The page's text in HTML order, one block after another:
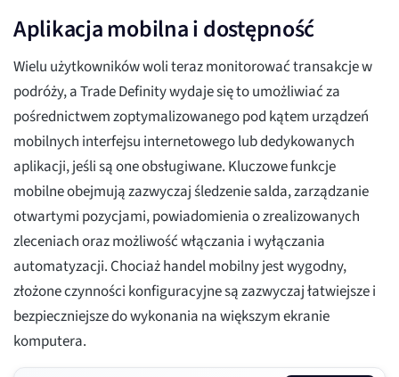
Aplikacja mobilna i dostępność
Wielu użytkowników woli teraz monitorować transakcje w
podróży, a Trade Definity wydaje się to umożliwiać za
pośrednictwem zoptymalizowanego pod kątem urządzeń
mobilnych interfejsu internetowego lub dedykowanych
aplikacji, jeśli są one obsługiwane. Kluczowe funkcje
mobilne obejmują zazwyczaj śledzenie salda, zarządzanie
otwartymi pozycjami, powiadomienia o zrealizowanych
zleceniach oraz możliwość włączania i wyłączania
automatyzacji. Chociaż handel mobilny jest wygodny,
złożone czynności konfiguracyjne są zazwyczaj łatwiejsze i
bezpieczniejsze do wykonania na większym ekranie
komputera.